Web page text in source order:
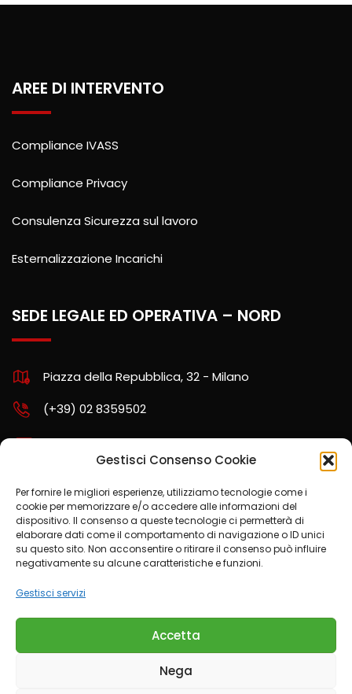
Gestisci Consenso Cookie
Per fornire le migliori esperienze, utilizziamo tecnologie come i
cookie per memorizzare e/o accedere alle informazioni del
dispositivo. Il consenso a queste tecnologie ci permetterà di
elaborare dati come il comportamento di navigazione o ID unici
su questo sito. Non acconsentire o ritirare il consenso può influire
negativamente su alcune caratteristiche e funzioni.
Gestisci servizi
Accetta
Nega
AREE DI INTERVENTO
Compliance IVASS
Compliance Privacy
Consulenza Sicurezza sul lavoro
Esternalizzazione Incarichi
SEDE LEGALE ED OPERATIVA – NORD
Piazza della Repubblica, 32 - Milano
(+39) 02 8359502
assistenza.nord@kpartners.it
SCARICA LA POLITICA AZIENDALE
Cookies Policy